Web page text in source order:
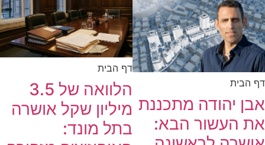
דף הבית
אבן יהודה מתכננת
את העשור הבא:
דף הבית
הלוואה של 3.5
מיליון שקל אושרה
בתל מונד: